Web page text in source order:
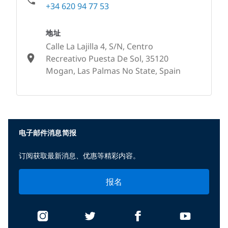
+34 620 94 77 53
地址
Calle La Lajilla 4, S/N, Centro
Recreativo Puesta De Sol, 35120
Mogan, Las Palmas No State, Spain
电子邮件消息简报
订阅获取最新消息、优惠等精彩内容。
报名